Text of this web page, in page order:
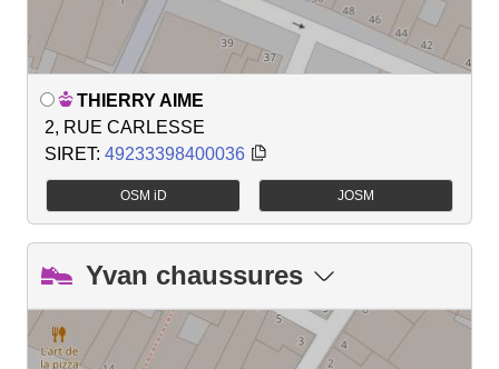
THIERRY AIME
2, RUE CARLESSE
SIRET: 49233398400036
OSM iD JOSM
Yvan chaussures